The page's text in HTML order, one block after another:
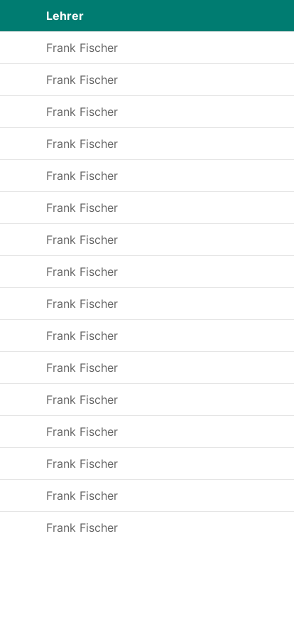
Lehrer
Frank Fischer
Frank Fischer
Frank Fischer
Frank Fischer
Frank Fischer
Frank Fischer
Frank Fischer
Frank Fischer
Frank Fischer
Frank Fischer
Frank Fischer
Frank Fischer
Frank Fischer
Frank Fischer
Frank Fischer
Frank Fischer